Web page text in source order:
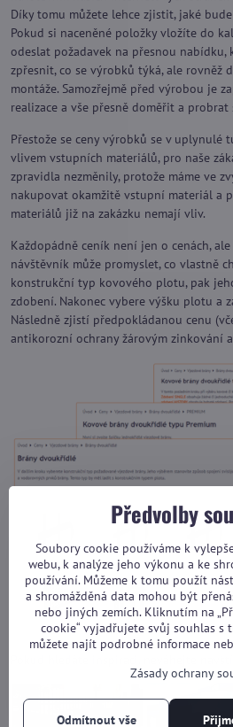
Díky tomu můžete lehce zjistit, jaké
Pokud si naceněné položky vložíte do
odeslat požadavek na přesnou nabídku,
zpřesnit, co se výrobků týká, ale rovněž
montáže. Samozřejmě před výrobou je
realizace a vše přesně doměřit a probrat
Přestože se ceny výrobků se v uplynulé
vlivem vstupních materiálů, pro naše
zpravidla nezměnily, protože máme ve
nakupovat okamžitě vstupní materiál a
materiálů již na zakázku nemají vliv.
Každopádně ceník není jen o cenách,
návštěvník může promyslet, co vlastně
konstrukční typ kovového plotu, pak
zdobení. Nakonec vybere výšku plotu a
Následně zjistí předpokládanou cenu
antikorozní ochrany žárovým zinkování
Předvolby
Soubory cookie používáme k
webu, k analýze jeho výkonu a ke
používání. Můžeme k tomu použít
a shromážděná data mohou být
nebo jiných zemích. Kliknutím na
cookie“ vyjadřujete svůj souhlas s
můžete najít podrobné informace
Zásady ochrany
Odmítnout vše